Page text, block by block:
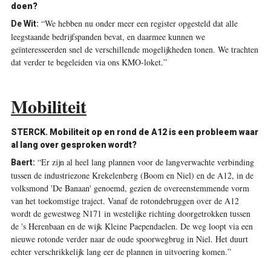
doen?
De Wit: “We hebben nu onder meer een register opgesteld dat alle
leegstaande bedrijfspanden bevat, en daarmee kunnen we
geïnteresseerden snel de verschillende mogelijkheden tonen. We trachten
dat verder te begeleiden via ons KMO-loket.”
Mobiliteit
STERCK. Mobiliteit op en rond de A12 is een probleem waar
al lang over gesproken wordt?
Baert: “Er zijn al heel lang plannen voor de langverwachte verbinding
tussen de industriezone Krekelenberg (Boom en Niel) en de A12, in de
volksmond 'De Banaan' genoemd, gezien de overeenstemmende vorm
van het toekomstige traject. Vanaf de rotondebruggen over de A12
wordt de gewestweg N171 in westelijke richting doorgetrokken tussen
de 's Herenbaan en de wijk Kleine Paependaelen. De weg loopt via een
nieuwe rotonde verder naar de oude spoorwegbrug in Niel. Het duurt
echter verschrikkelijk lang eer de plannen in uitvoering komen.”